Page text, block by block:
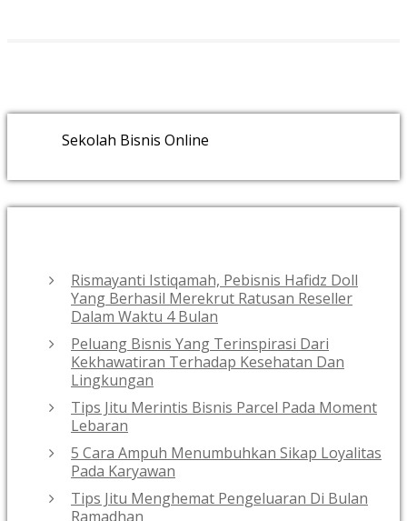
Sekolah Bisnis Online
Rismayanti Istiqamah, Pebisnis Hafidz Doll
Yang Berhasil Merekrut Ratusan Reseller
Dalam Waktu 4 Bulan
Peluang Bisnis Yang Terinspirasi Dari
Kekhawatiran Terhadap Kesehatan Dan
Lingkungan
Tips Jitu Merintis Bisnis Parcel Pada Moment
Lebaran
5 Cara Ampuh Menumbuhkan Sikap Loyalitas
Pada Karyawan
Tips Jitu Menghemat Pengeluaran Di Bulan
Ramadhan